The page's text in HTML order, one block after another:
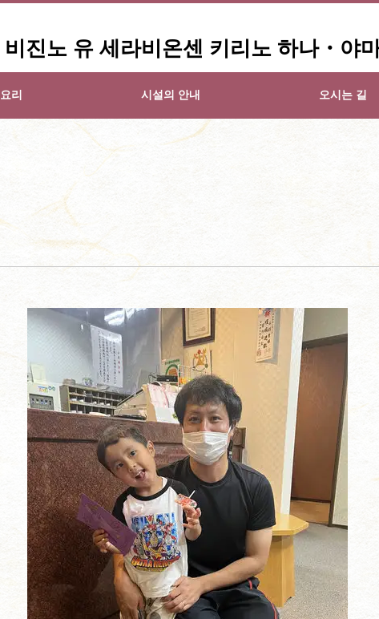
비진노 유 세라비온센 키리노 하나・야
요리 시설의 안내 오시는 길